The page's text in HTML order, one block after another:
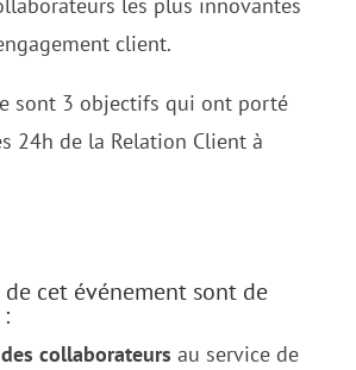
les plus innovantes
client.
sont 3 objectifs qui ont porté
24h de la Relation Client à
de cet événement sont de
collaborateurs au service de